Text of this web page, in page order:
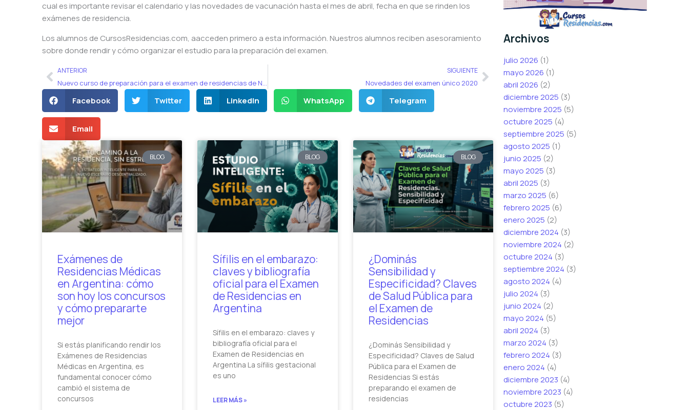
cual es importante revisar el calendario y las novedades de vacunación hasta el mes de abril, fecha en que se rinden los
exámenes de residencia.
Los alumnos de CursosResidencias.com, aacceden primero a esta información. Nuestros alumnos reciben asesoramiento
sobre donde rendir y cómo organizar el estudio para la preparación del examen.
AntANTERIOR
Nuevo curso de preparación para el examen de residencias de Nutrición
SIGUIENTE
Novedades del examen único 2020
Siguiente
Facebook Twitter LinkedIn WhatsApp Telegram
Email
BLOG
Exámenes de
Residencias Médicas
en Argentina: cómo
son hoy los concursos
y cómo prepararte
mejor
Si estás planificando rendir los
Exámenes de Residencias
Médicas en Argentina, es
fundamental conocer cómo
cambió el sistema de
concursos
BLOG
Sífilis en el embarazo:
claves y bibliografía
oficial para el Examen
de Residencias en
Argentina
Sífilis en el embarazo: claves y
bibliografía oficial para el
Examen de Residencias en
Argentina La sífilis gestacional
es uno
LEER MÁS »
BLOG
¿Dominás
Sensibilidad y
Especificidad? Claves
de Salud Pública para
el Examen de
Residencias
¿Dominás Sensibilidad y
Especificidad? Claves de Salud
Pública para el Examen de
Residencias Si estás
preparando el examen de
residencias
Archivos
julio 2026 (1)
mayo 2026 (1)
abril 2026 (2)
diciembre 2025 (3)
noviembre 2025 (5)
octubre 2025 (4)
septiembre 2025 (5)
agosto 2025 (1)
junio 2025 (2)
mayo 2025 (3)
abril 2025 (3)
marzo 2025 (6)
febrero 2025 (6)
enero 2025 (2)
diciembre 2024 (3)
noviembre 2024 (2)
octubre 2024 (3)
septiembre 2024 (3)
agosto 2024 (4)
julio 2024 (3)
junio 2024 (2)
mayo 2024 (5)
abril 2024 (3)
marzo 2024 (3)
febrero 2024 (3)
enero 2024 (4)
diciembre 2023 (4)
noviembre 2023 (4)
octubre 2023 (5)